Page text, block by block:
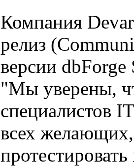
Компания
релиз
версии
"Мы уверены,
специалистов
всех